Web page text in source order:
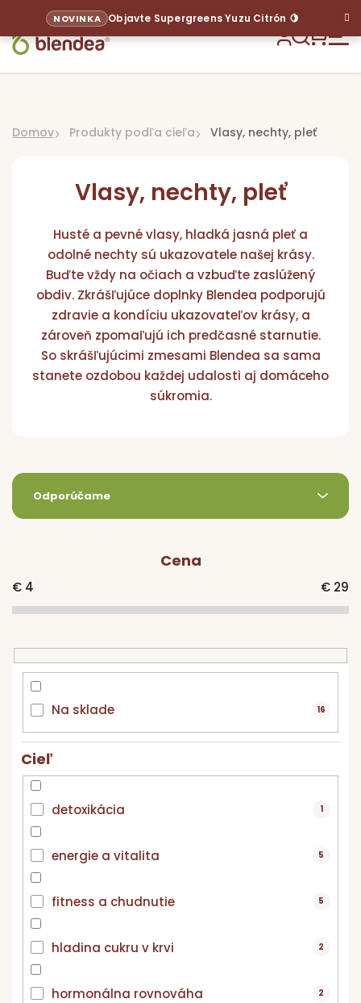
obsah
NOVINKA Objavte Supergreens Yuzu Citrón 🍋
Hľadať
Domov Produkty podľa cieľa Vlasy, nechty, pleť
Vlasy, nechty, pleť
Husté a pevné vlasy, hladká jasná pleť a
odolné nechty sú ukazovatele našej krásy.
Buďte vždy na očiach a vzbuďte zaslúžený
obdiv. Zkrášľujúce doplnky Blendea podporujú
zdravie a kondíciu ukazovateľov krásy, a
zároveň zpomaľujú ich predčasné starnutie.
So skrášľujúcimi zmesami Blendea sa sama
stanete ozdobou každej udalosti aj domáceho
súkromia.
R
a
d
i
e
r
o
o
Odporúčame
Cena
€ 4 € 29
Na sklade 16
Cieľ
detoxikácia 1
energie a vitalita 5
fitness a chudnutie 5
hladina cukru v krvi 2
hormonálna rovnováha 2